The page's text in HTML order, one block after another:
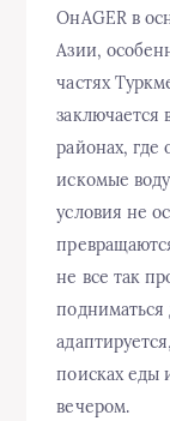
ОнAGER в
Азии,
частях
заключается
районах, где
искомые
условия не
не все так
подниматься
поисках еды
вечером.